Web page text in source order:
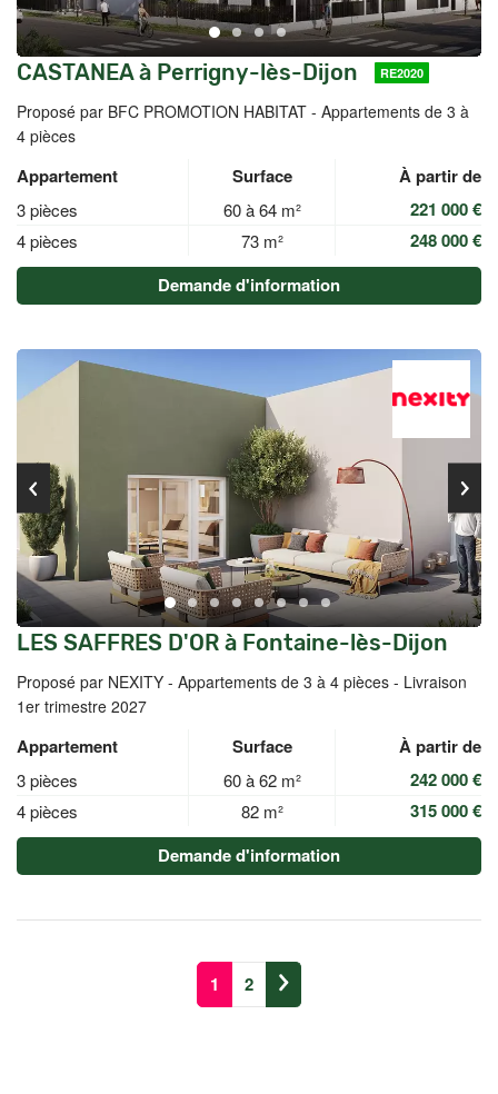
CASTANEA à Perrigny-lès-Dijon RE2020
Proposé par BFC PROMOTION HABITAT - Appartements de 3 à
4 pièces
Appartement Surface À partir de
3 pièces 60 à 64 m² 221 000 €
4 pièces 73 m²
248 000 €
Demande d'information
LES SAFFRES D'OR à Fontaine-lès-Dijon
Proposé par NEXITY - Appartements de 3 à 4 pièces - Livraison
1er trimestre 2027
Appartement Surface À partir de
3 pièces 60 à 62 m² 242 000 €
4 pièces 82 m²
315 000 €
Demande d'information
1 2